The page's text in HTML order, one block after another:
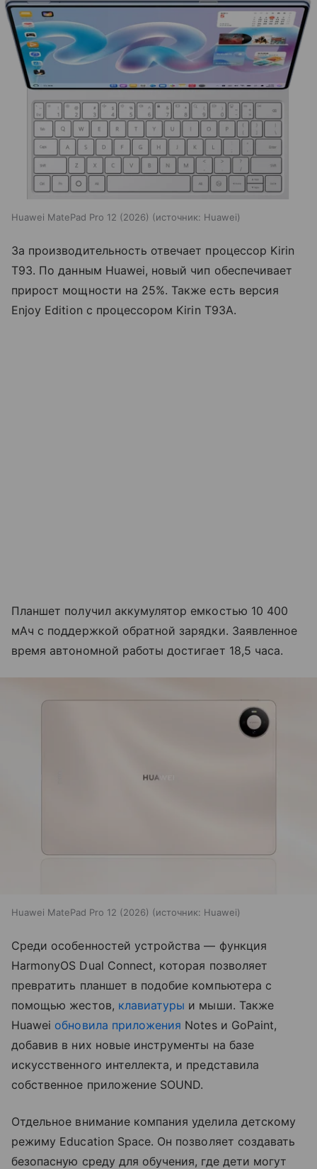
Huawei MatePad Pro 12 (2026) источник: Huawei
За производительность отвечает процессор Kirin
T93. По данным Huawei, новый чип обеспечивает
прирост мощности на 25%. Также есть версия
Enjoy Edition с процессором Kirin T93A.
Планшет получил аккумулятор емкостью 10 400
мАч с поддержкой обратной зарядки. Заявленное
время автономной работы достигает 18,5 часа.
Huawei MatePad Pro 12 (2026) источник: Huawei
Среди особенностей устройства — функция
HarmonyOS Dual Connect, которая позволяет
превратить планшет в подобие компьютера с
помощью жестов, клавиатуры и мыши. Также
Huawei обновила приложения Notes и GoPaint,
добавив в них новые инструменты на базе
искусственного интеллекта, и представила
собственное приложение SOUND.
Отдельное внимание компания уделила детскому
режиму Education Space. Он позволяет создавать
безопасную среду для обучения, где дети могут